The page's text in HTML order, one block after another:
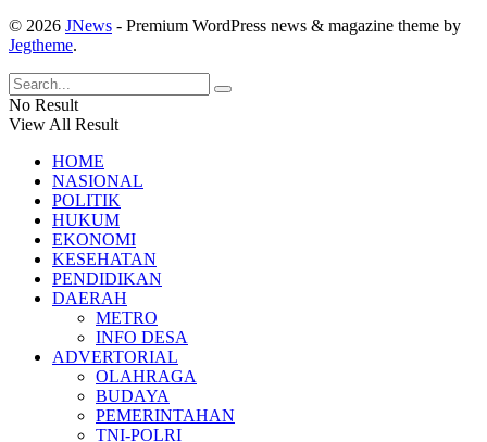
© 2026 JNews - Premium WordPress news & magazine theme by
Jegtheme.
No Result
View All Result
HOME
NASIONAL
POLITIK
HUKUM
EKONOMI
KESEHATAN
PENDIDIKAN
DAERAH
METRO
INFO DESA
ADVERTORIAL
OLAHRAGA
BUDAYA
PEMERINTAHAN
TNI-POLRI